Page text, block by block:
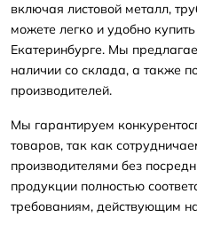
включая листовой металл,
можете легко и удобно
Екатеринбурге. Мы
наличии со склада, а также
производителей.
Мы гарантируем
товаров, так как
производителями без
продукции полностью
требованиям, действующим